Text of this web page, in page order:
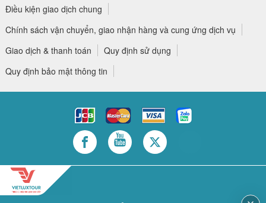
Điều kiện giao dịch chung
Chính sách vận chuyển, giao nhận hàng và cung ứng dịch vụ
Giao dịch & thanh toán
Quy định sử dụng
Quy định bảo mật thông tin